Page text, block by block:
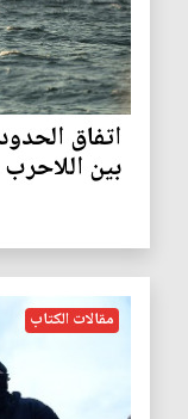
اتفاق
بين
مقالات الكتاب